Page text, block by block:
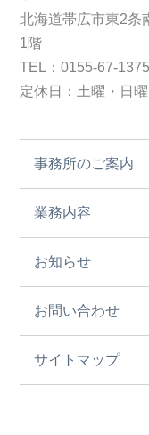
北海道帯広市東2条
1階
TEL：0155-67-
定休日：土曜・日
事務所のご案内
業務内容
お知らせ
お問い合わせ
サイトマップ